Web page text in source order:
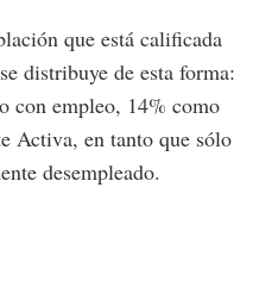
que está calificada
distribuye de esta forma:
con empleo, 14% como
Activa, en tanto que sólo
desempleado.